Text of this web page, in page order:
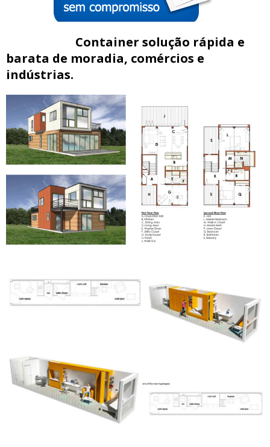
Container solução rápida e
barata de moradia, comércios e
indústrias.